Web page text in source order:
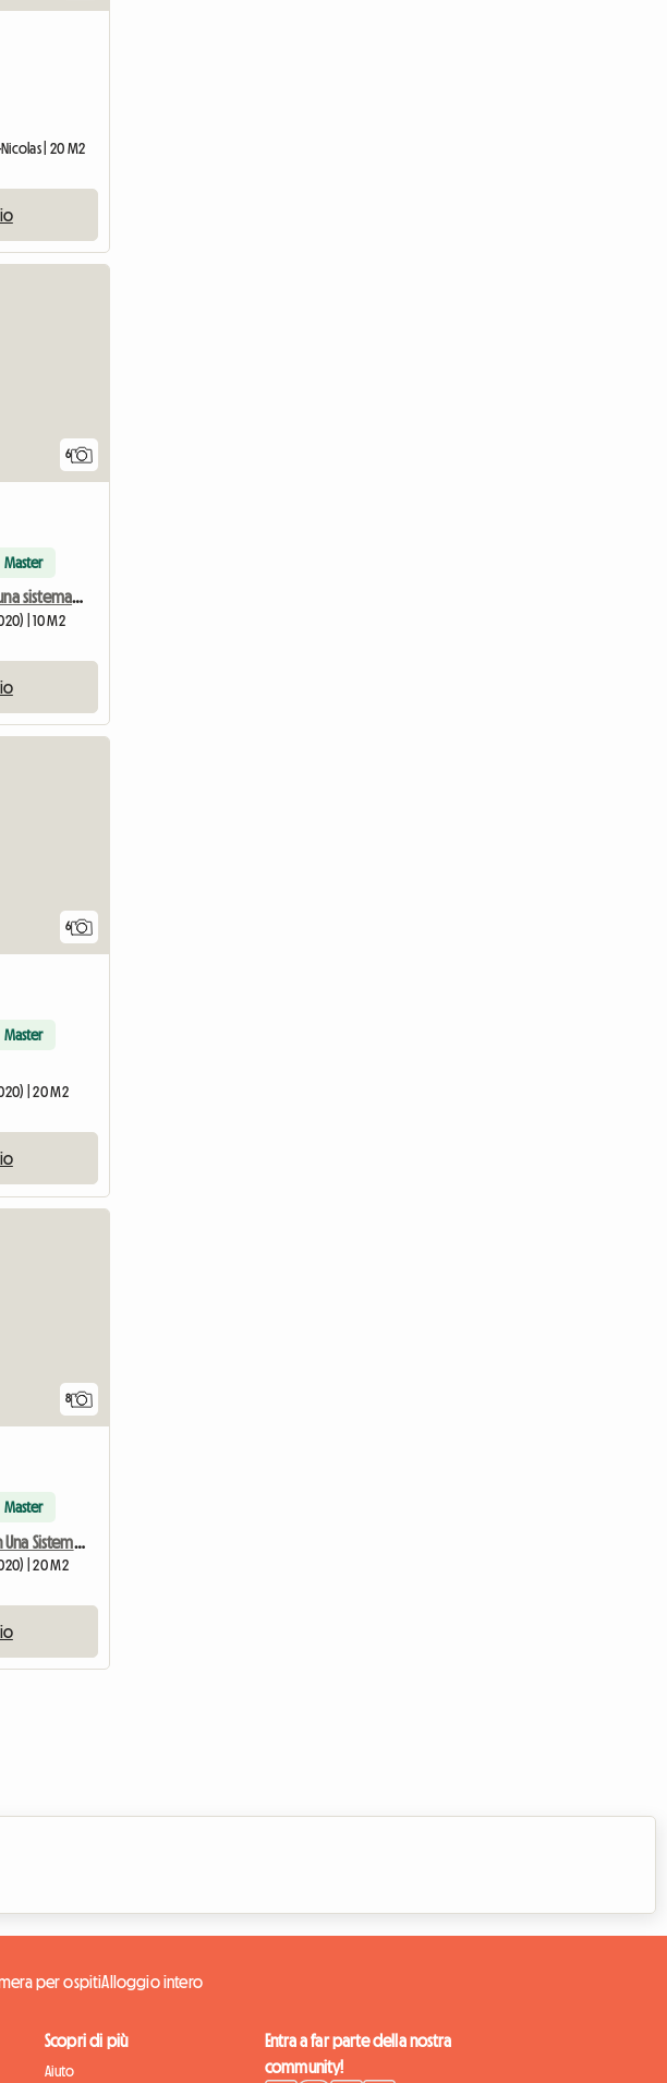
| 20 M2
6
Master
Piccola stanza in una sistemazione piacevole
| 10 M2
6
Master
| 20 M2
8
Master
Ampia Camera In Una Sistemazione Piacevole
| 20 M2
per ospitiAlloggio intero
Scopri di più
Aiuto
Entra a far parte della nostra
community!